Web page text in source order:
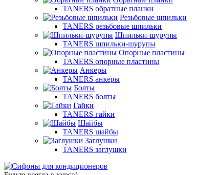
TANERS обратные планки
Резьбовые шпильки
TANERS резьбовые шпильки
Шпильки-шурупы
TANERS шпильки-шурупы
Опорные пластины
TANERS опорные пластины
Анкеры
TANERS анкеры
Болты
TANERS болты
Гайки
TANERS гайки
Шайбы
TANERS шайбы
Заглушки
TANERS заглушки